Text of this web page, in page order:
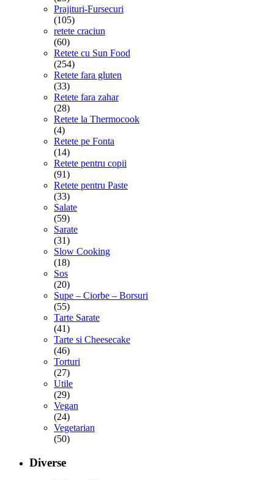
Prajituri-Fursecuri
(105)
retete craciun
(60)
Retete cu Sun Food
(254)
Retete fara gluten
(33)
Retete fara zahar
(28)
Retete la Thermocook
(4)
Retete pe Fonta
(14)
Retete pentru copii
(91)
Retete pentru Paste
(33)
Salate
(59)
Sarate
(31)
Slow Cooking
(18)
Sos
(20)
Supe – Ciorbe – Borsuri
(55)
Tarte Sarate
(41)
Tarte si Cheesecake
(46)
Torturi
(27)
Utile
(29)
Vegan
(24)
Vegetarian
(50)
Diverse